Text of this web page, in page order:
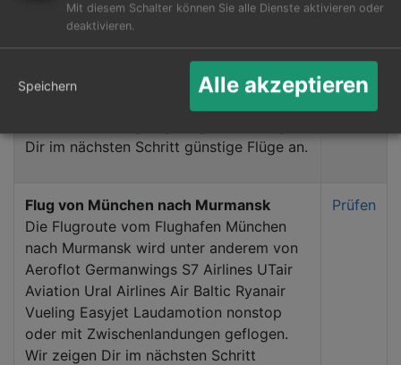
Flug von Frankfurt Main nach Murmansk
Main nach Murmansk wird unter anderem
von Ryanair AnadoluJet Wizz Air Air
Dir im nächsten Schritt günstige Flüge an.
Prüfen
Flug von München nach Murmansk
Die Flugroute vom Flughafen München
nach Murmansk wird unter anderem von
Aeroflot Germanwings S7 Airlines UTair
Aviation Ural Airlines Air Baltic Ryanair
Vueling Easyjet Laudamotion nonstop
oder mit Zwischenlandungen geflogen.
Wir zeigen Dir im nächsten Schritt
Prüfen
Mit diesem Schalter können Sie alle Dienste aktivieren oder
deaktivieren.
Speichern Alle akzeptieren